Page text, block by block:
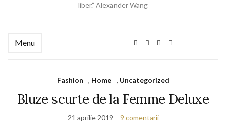
liber.” Alexander Wang
Menu
Fashion , Home , Uncategorized
Bluze scurte de la Femme Deluxe
21 aprilie 2019 9 comentarii